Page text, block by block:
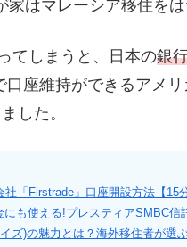
家はマレーシア移住を
てしまうと、日本の銀
口座維持ができるアメリ
した。
「Firstrade」口座開設方法【15
にも使える!プレスティアSMBC信
ズ)の魅力とは？海外移住者が選